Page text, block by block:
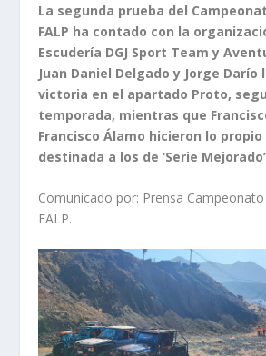
La segunda prueba del
FALP ha contado con la
Escudería DGJ Sport Team y
Juan Daniel Delgado y Jorge Darío
victoria en el apartado Proto,
temporada, mientras que
Francisco Álamo hicieron lo
destinada a los de ‘Serie
Comunicado por: Prensa
FALP.